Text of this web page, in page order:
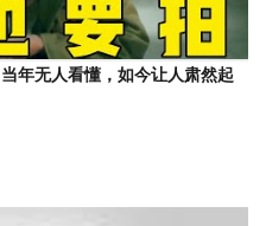
年无人看懂，如今让人肃然起